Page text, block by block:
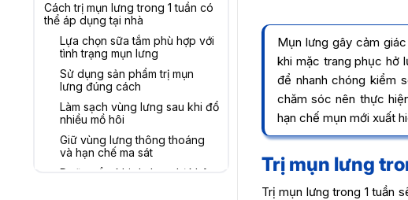
Cách trị mụn lưng trong 1 tuần có
thể áp dụng tại nhà
Lựa chọn sữa tắm phù hợp với
tình trạng mụn lưng
Sử dụng sản phẩm trị mụn
lưng đúng cách
Làm sạch vùng lưng sau khi đổ
nhiều mồ hôi
Giữ vùng lưng thông thoáng
và hạn chế ma sát
Dưỡng ẩm khi da lưng bị khô
Mụn lưng gây cảm
khi mặc trang phục hở
để nhanh chóng kiểm
chăm sóc nên thực
hạn chế mụn mới xuất
Trị mụn lưng
Trị mụn lưng trong 1 tuần